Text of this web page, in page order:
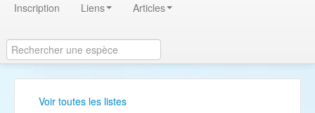
Inscription Liens Articles
Voir toutes les listes